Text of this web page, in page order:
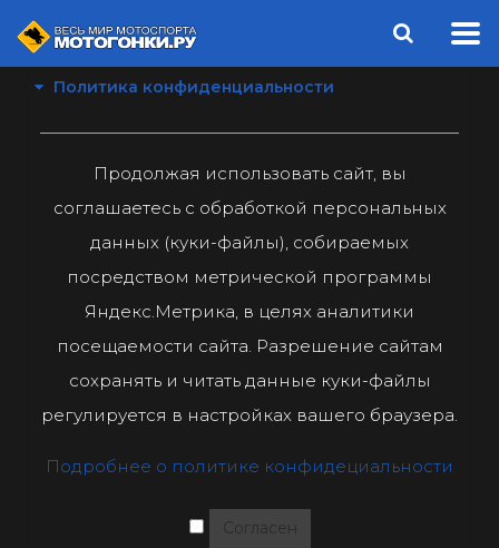
Политика конфиденциальности
Продолжая использовать сайт, вы
соглашаетесь с обработкой персональных
данных (куки-файлы), собираемых
посредством метрической программы
Яндекс.Метрика, в целях аналитики
посещаемости сайта. Разрешение сайтам
сохранять и читать данные куки-файлы
регулируется в настройках вашего браузера.
Подробнее о политике конфидециальности
Согласен